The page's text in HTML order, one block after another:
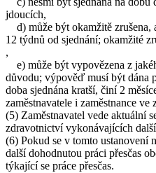
jdoucích,
d) může být okamžitě
12 týdnů od sjednání; okamžité
,
e) může být vypovězena z
důvodu; výpověď musí být dána
doba sjednána kratší, činí 2
zaměstnavatele i zaměstnance ve
(5) Zaměstnavatel vede aktuální
zdravotnictví vykonávajících
(6) Pokud se v tomto ustanovení
další dohodnutou práci přesčas
týkající se práce přesčas.